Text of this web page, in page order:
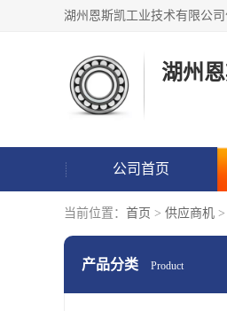
湖州
公司首页
当前位置： 首页 > 供应商机 >
产品分类 Product